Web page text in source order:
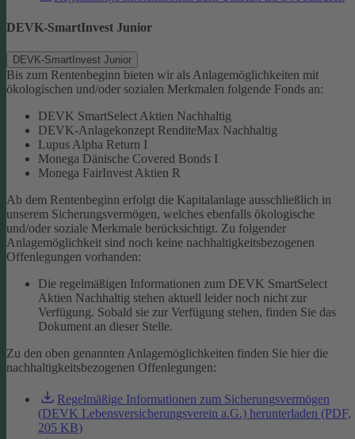
DEVK-SmartInvest Junior
DEVK-SmartInvest Junior
Bis zum Rentenbeginn bieten wir als Anlagemöglichkeiten mit
ökologischen und/oder sozialen Merkmalen folgende Fonds an:
DEVK SmartSelect Aktien Nachhaltig
DEVK-Anlagekonzept RenditeMax Nachhaltig
Lupus Alpha Return I
Monega Dänische Covered Bonds I
Monega FairInvest Aktien R
Ab dem Rentenbeginn erfolgt die Kapitalanlage ausschließlich in
unserem Sicherungsvermögen, welches ebenfalls ökologische
und/oder soziale Merkmale berücksichtigt. Zu folgender
Anlagemöglichkeit sind noch keine nachhaltigkeitsbezogenen
Offenlegungen vorhanden:
Die regelmäßigen Informationen zum DEVK SmartSelect
Aktien Nachhaltig stehen aktuell leider noch nicht zur
Verfügung. Sobald sie zur Verfügung stehen, finden Sie das
Dokument an dieser Stelle.
Zu den oben genannten Anlagemöglichkeiten finden Sie hier die
nachhaltigkeitsbezogenen Offenlegungen:
Regelmäßige Informationen zum Sicherungsvermögen
(DEVK Lebensversicherungsverein a.G.) herunterladen (PDF,
205 KB)